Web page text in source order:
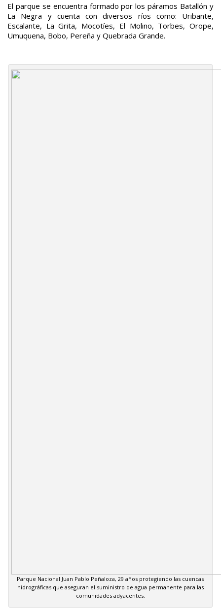
El parque se encuentra formado por los páramos Batallón y
La Negra y cuenta con diversos ríos como: Uribante,
Escalante, La Grita, Mocotíes, El Molino, Torbes, Orope,
Umuquena, Bobo, Pereña y Quebrada Grande.
Parque Nacional Juan Pablo Peñaloza, 29 años protegiendo las cuencas
hidrográficas que aseguran el suministro de agua permanente para las
comunidades adyacentes.